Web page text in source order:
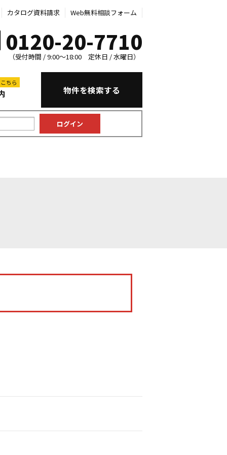
カタログ資料請求 Web無料相談フォーム
0120-20-7710
（受付時間 / 9:00～18:00 定休日 / 水曜日）
ちら
物件を検索する